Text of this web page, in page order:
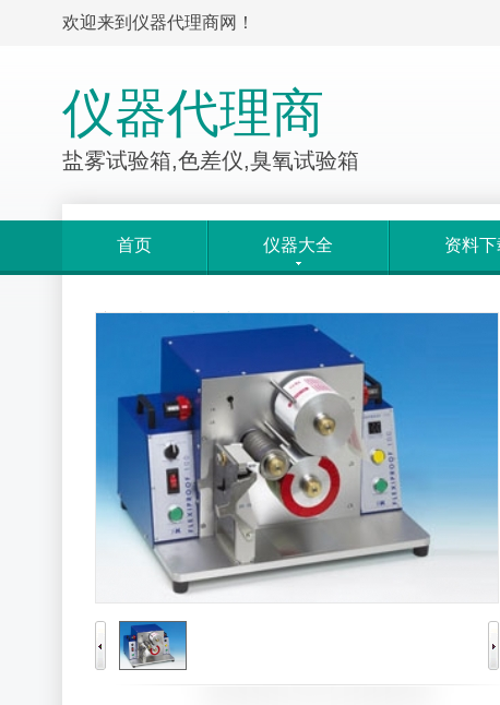
欢迎来到仪器代理商网！
仪器代理商
盐雾试验箱,色差仪,臭氧试验箱
首页 仪器大全 资料下